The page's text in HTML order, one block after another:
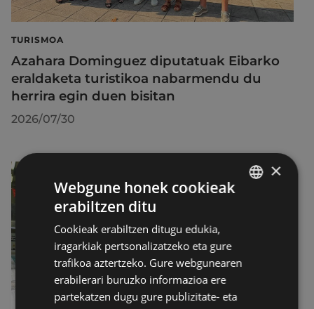
TURISMOA
Azahara Dominguez diputatuak Eibarko
eraldaketa turistikoa nabarmendu du
herrira egin duen bisitan
2026/07/30
×
Webgune honek cookieak
erabiltzen ditu
Cookieak erabiltzen ditugu edukia,
iragarkiak pertsonalizatzeko eta gure
trafikoa aztertzeko. Gure webgunearen
erabilerari buruzko informazioa ere
partekatzen dugu gure publizitate- eta